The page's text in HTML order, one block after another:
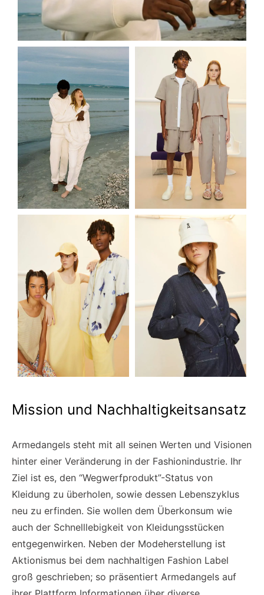
Mission und Nachhaltigkeitsansatz
Armedangels steht mit all seinen Werten und Visionen
hinter einer Veränderung in der Fashionindustrie. Ihr
Ziel ist es, den “Wegwerfprodukt”-Status von
Kleidung zu überholen, sowie dessen Lebenszyklus
neu zu erfinden. Sie wollen dem Überkonsum wie
auch der Schnelllebigkeit von Kleidungsstücken
entgegenwirken. Neben der Modeherstellung ist
Aktionismus bei dem nachhaltigen Fashion Label
groß geschrieben; so präsentiert Armedangels auf